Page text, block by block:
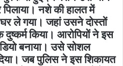
पिलाया। नशे की हालत में
ले गया। जहां उसने दोस्तों
किया। आरोपियों ने इस
बनाया। उसे सोशल
जब पुलिस ने इस शिकायत